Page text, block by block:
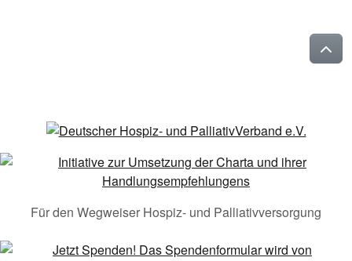
Für den Wegweiser Hospiz- und Palliativversorgung